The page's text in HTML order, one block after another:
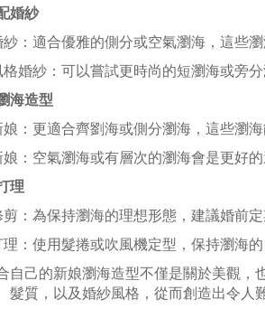
婚紗
：適合優雅的側分或空氣瀏海，這些
格婚紗：可以嘗試更時尚的短瀏海或旁
海造型
：更適合齊劉海或側分瀏海，這些瀏海
娘：空氣瀏海或有層次的瀏海會是更好
理
：為保持瀏海的理想形態，建議婚前定
：使用髮捲或吹風機定型，保持瀏海的
自己的新娘瀏海造型不僅是關於美觀，
髮質，以及婚紗風格，從而創造出令人